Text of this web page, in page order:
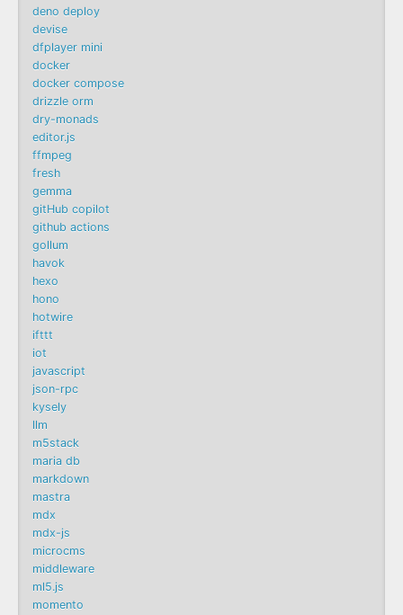
deno deploy
devise
dfplayer mini
docker
docker compose
drizzle orm
dry-monads
editor.js
ffmpeg
fresh
gemma
gitHub copilot
github actions
gollum
havok
hexo
hono
hotwire
ifttt
iot
javascript
json-rpc
kysely
llm
m5stack
maria db
markdown
mastra
mdx
mdx-js
microcms
middleware
ml5.js
momento